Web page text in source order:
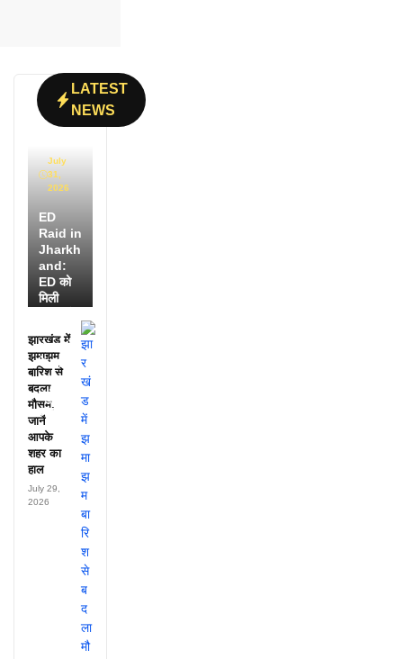
LATEST
NEWS
July
31,
2026
ED
Raid in
Jharkh
and:
ED को
मिली
25
अफसरों
के नाम,
हर महीने
पहुंचते थे
लाखों!
झारखंड में
झमाझम
बारिश से
बदला
मौसम,
जानें
आपके
शहर का
हाल
July 29,
2026